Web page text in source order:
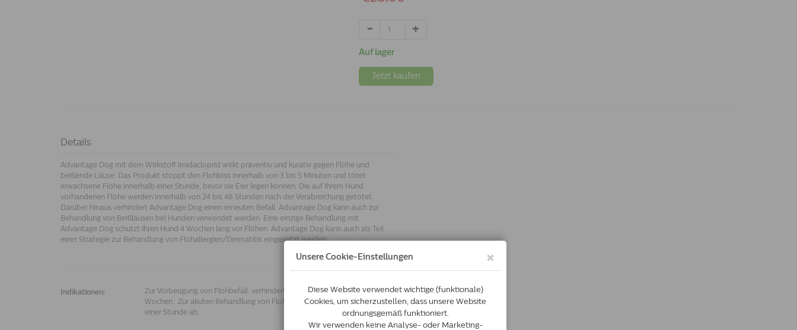
Auf lager
Jetzt kaufen
Details
Advantage Dog mit dem Wirkstoff Imidacloprid wirkt präventiv und kurativ gegen Flöhe und
beißende Läuse. Das Produkt stoppt den Flohbiss innerhalb von 3 bis 5 Minuten und tötet
erwachsene Flöhe innerhalb einer Stunde, bevor sie Eier legen können. Die auf Ihrem Hund
vorhandenen Flöhe werden innerhalb von 24 bis 48 Stunden nach der Verabreichung getötet.
Darüber hinaus verhindert Advantage Dog einen erneuten Befall. Advantage Dog kann auch zur
Behandlung von Beißläusen bei Hunden verwendet werden. Eine einzige Behandlung mit
Advantage Dog schützt Ihren Hund 4 Wochen lang vor Flöhen. Advantage Dog kann auch als Teil
einer Strategie zur Behandlung von Flohallergien/Dermatitis eingesetzt werden.
Indikationen:
Zur Vorbeugung von Flohbefall: verhindert den Flohbefall für mindestens 4
Wochen.. Zur akuten Behandlung von Flohbefall, tötet Flöhe innerhalb
einer Stunde ab..